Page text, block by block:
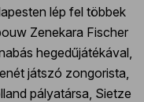
lép fel többek
Zenekara Fischer
hegedűjátékával,
játszó zongorista,
pályatársa, Sietze